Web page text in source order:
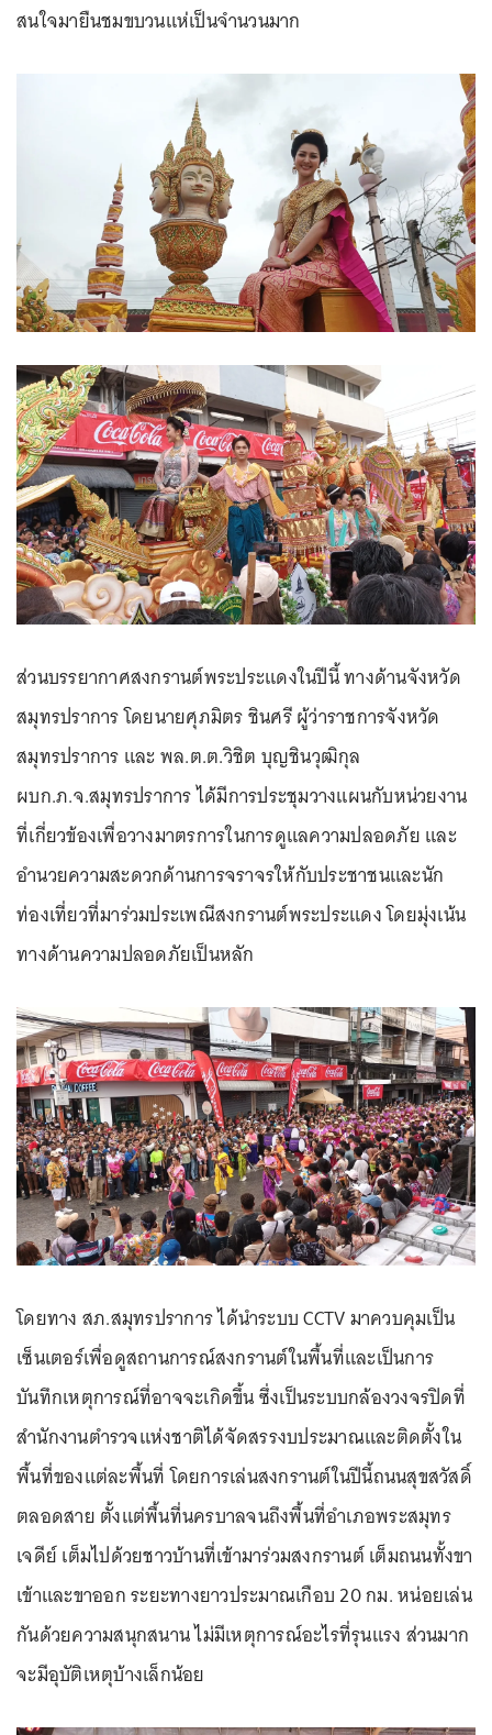
สนใจมายืนชมขบวนแห่เป็นจำนวนมาก
ส่วนบรรยากาศสงกรานต์พระประแดงในปีนี้ ทางด้านจังหวัด
สมุทรปราการ โดยนายศุภมิตร ชินศรี ผู้ว่าราชการจังหวัด
สมุทรปราการ และ พล.ต.ต.วิชิต บุญชินวุฒิกุล
ผบก.ภ.จ.สมุทรปราการ ได้มีการประชุมวางแผนกับหน่วยงาน
ที่เกี่ยวข้องเพื่อวางมาตรการในการดูแลความปลอดภัย และ
อำนวยความสะดวกด้านการจราจรให้กับประชาชนและนัก
ท่องเที่ยวที่มาร่วมประเพณีสงกรานต์พระประแดง โดยมุ่งเน้น
ทางด้านความปลอดภัยเป็นหลัก
โดยทาง สภ.สมุทรปราการ ได้นำระบบ CCTV มาควบคุมเป็น
เซ็นเตอร์เพื่อดูสถานการณ์สงกรานต์ในพื้นที่และเป็นการ
บันทึกเหตุการณ์ที่อาจจะเกิดขึ้น ซึ่งเป็นระบบกล้องวงจรปิดที่
สำนักงานตำรวจแห่งชาติได้จัดสรรงบประมาณและติดตั้งใน
พื้นที่ของแต่ละพื้นที่ โดยการเล่นสงกรานต์ในปีนี้ถนนสุขสวัสดิ์
ตลอดสาย ตั้งแต่พื้นที่นครบาลจนถึงพื้นที่อำเภอพระสมุทร
เจดีย์ เต็มไปด้วยชาวบ้านที่เข้ามาร่วมสงกรานต์ เต็มถนนทั้งขา
เข้าและขาออก ระยะทางยาวประมาณเกือบ 20 กม. หน่อยเล่น
กันด้วยความสนุกสนาน ไม่มีเหตุการณ์อะไรที่รุนแรง ส่วนมาก
จะมีอุบัติเหตุบ้างเล็กน้อย